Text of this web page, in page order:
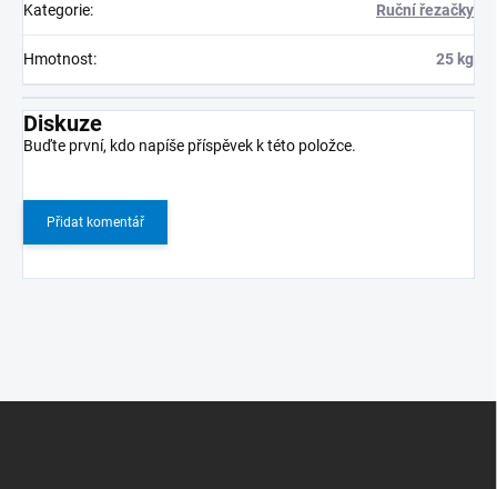
Kategorie: Ruční řezačky
Hmotnost: 25 kg
Diskuze
Buďte první, kdo napíše příspěvek k této položce.
Přidat komentář